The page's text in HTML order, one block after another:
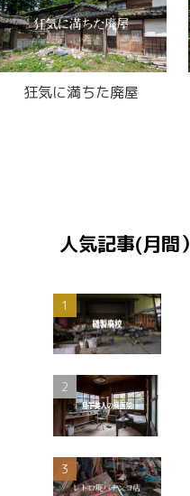
狂気に満ちた廃屋
人気記事(月間）